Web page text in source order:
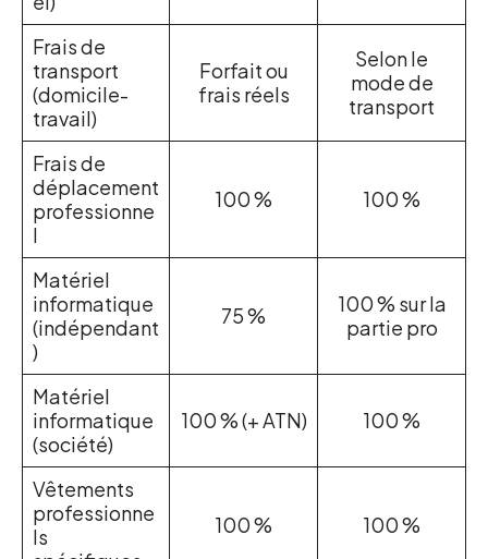
Frais de
transport
(domicile-
travail)
Forfait ou
frais réels
Selon le
mode de
transport
Frais de
déplacement
professionne
l
100 % 100 %
Matériel
informatique
(indépendant
)
75 %
100 % sur la
partie pro
Matériel
informatique
(société)
100 % (+ ATN) 100 %
Vêtements
professionne
ls
100 % 100 %